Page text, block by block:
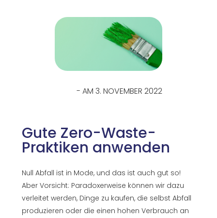
- AM 3. NOVEMBER 2022
Gute Zero-Waste-
Praktiken anwenden
Null Abfall ist in Mode, und das ist auch gut so!
Aber Vorsicht: Paradoxerweise können wir dazu
verleitet werden, Dinge zu kaufen, die selbst Abfall
produzieren oder die einen hohen Verbrauch an